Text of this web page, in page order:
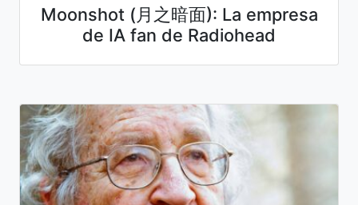
Moonshot (月之暗面): La empresa
de IA fan de Radiohead